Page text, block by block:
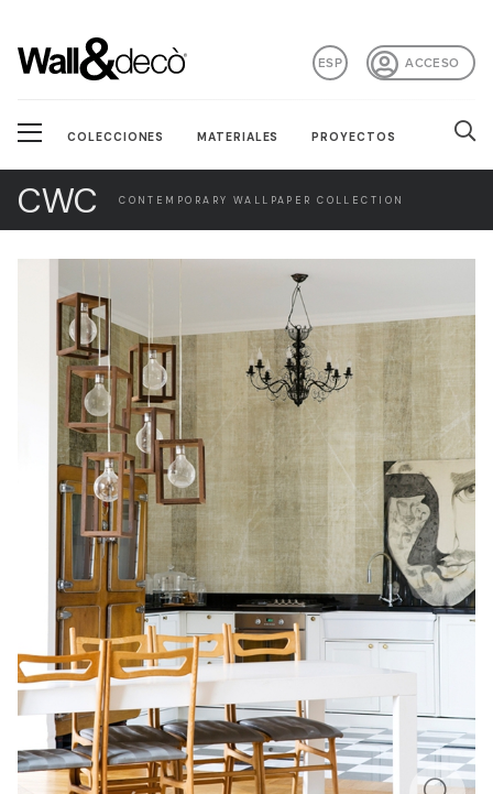
ACCESO
ESP
COLECCIONES MATERIALES PROYECTOS
CWC CONTEMPORARY WALLPAPER COLLECTION